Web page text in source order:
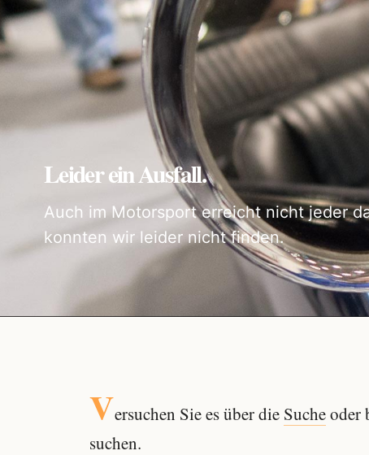
Leider ein Ausfall.
Auch im Motorsport erreicht nicht jeder
konnten wir leider nicht finden.
Versuchen Sie es über die Sucheoder
suchen.